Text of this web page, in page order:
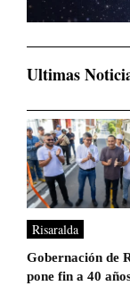
Ultimas
Risaralda
Gobernación de
pone fin a 40